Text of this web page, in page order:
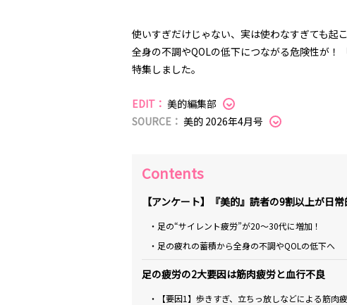
使いすぎだけじゃない、実は使わなすぎても起
全身の不調やQOLの低下につながる危険性が！
特集しました。
EDIT： 美的編集部
SOURCE： 美的 2026年4月号
Contents
【アンケート】『美的』読者の9割以上が日
・足の“サイレント疲労”が20〜30代に増加！
・足の疲れの蓄積から全身の不調やQOLの低下へ
足の疲労の2大要因は筋肉疲労と血行不良
・【要因1】歩きすぎ、立ちっ放しなどによる筋肉